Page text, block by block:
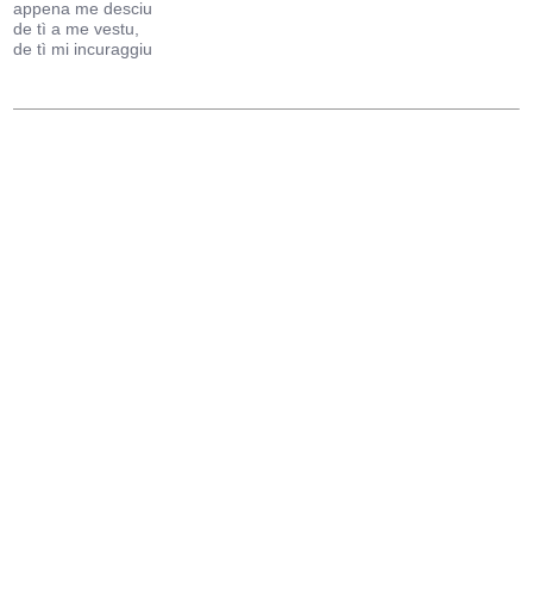
appena me desciu
de tì a me vestu,
de tì mi incuraggiu